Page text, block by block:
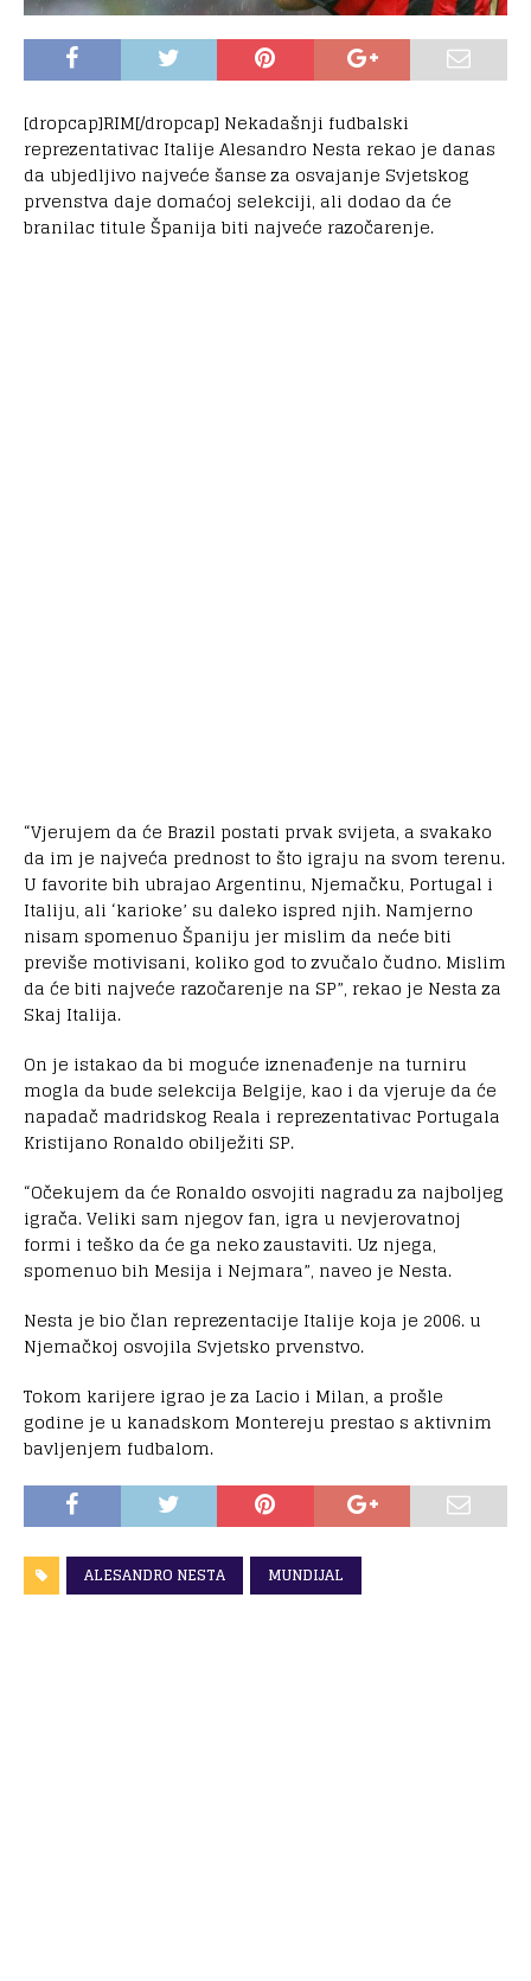
[dropcap]RIM[/dropcap] Nekadašnji fudbalski
reprezentativac Italije Alesandro Nesta rekao je danas
da ubjedljivo najveće šanse za osvajanje Svjetskog
prvenstva daje domaćoj selekciji, ali dodao da će
branilac titule Španija biti najveće razočarenje.
“Vjerujem da će Brazil postati prvak svijeta, a svakako
da im je najveća prednost to što igraju na svom terenu.
U favorite bih ubrajao Argentinu, Njemačku, Portugal i
Italiju, ali ‘karioke’ su daleko ispred njih. Namjerno
nisam spomenuo Španiju jer mislim da neće biti
previše motivisani, koliko god to zvučalo čudno. Mislim
da će biti najveće razočarenje na SP”, rekao je Nesta za
Skaj Italija.
On je istakao da bi moguće iznenađenje na turniru
mogla da bude selekcija Belgije, kao i da vjeruje da će
napadač madridskog Reala i reprezentativac Portugala
Kristijano Ronaldo obilježiti SP.
“Očekujem da će Ronaldo osvojiti nagradu za najboljeg
igrača. Veliki sam njegov fan, igra u nevjerovatnoj
formi i teško da će ga neko zaustaviti. Uz njega,
spomenuo bih Mesija i Nejmara”, naveo je Nesta.
Nesta je bio član reprezentacije Italije koja je 2006. u
Njemačkoj osvojila Svjetsko prvenstvo.
Tokom karijere igrao je za Lacio i Milan, a prošle
godine je u kanadskom Montereju prestao s aktivnim
bavljenjem fudbalom.
ALESANDRO NESTA MUNDIJAL